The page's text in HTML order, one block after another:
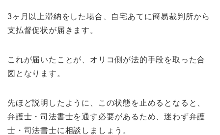
3ヶ月以上滞納をした場合、自宅あてに簡易裁判所から
支払督促状が届きます。
これが届いたことが、オリコ側が法的手段を取った合
図となります。
先ほど説明したように、この状態を止めるとなると、
弁護士・司法書士を通す必要があるため、迷わず弁護
士・司法書士に相談しましょう。